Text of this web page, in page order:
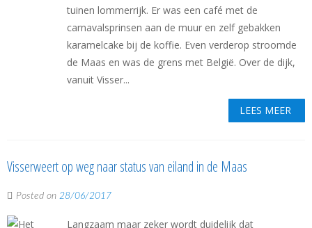
tuinen lommerrijk. Er was een café met de
carnavalsprinsen aan de muur en zelf gebakken
karamelcake bij de koffie. Even verderop stroomde
de Maas en was de grens met België. Over de dijk,
vanuit Visser...
LEES MEER
Visserweert op weg naar status van eiland in de Maas
Posted on 28/06/2017
Langzaam maar zeker wordt duidelijk dat